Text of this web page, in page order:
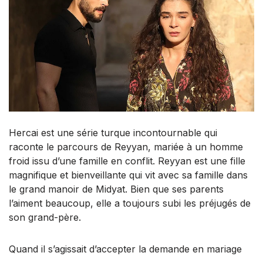
Hercai est une série turque incontournable qui
raconte le parcours de Reyyan, mariée à un homme
froid issu d’une famille en conflit. Reyyan est une fille
magnifique et bienveillante qui vit avec sa famille dans
le grand manoir de Midyat. Bien que ses parents
l’aiment beaucoup, elle a toujours subi les préjugés de
son grand-père.
Quand il s’agissait d’accepter la demande en mariage